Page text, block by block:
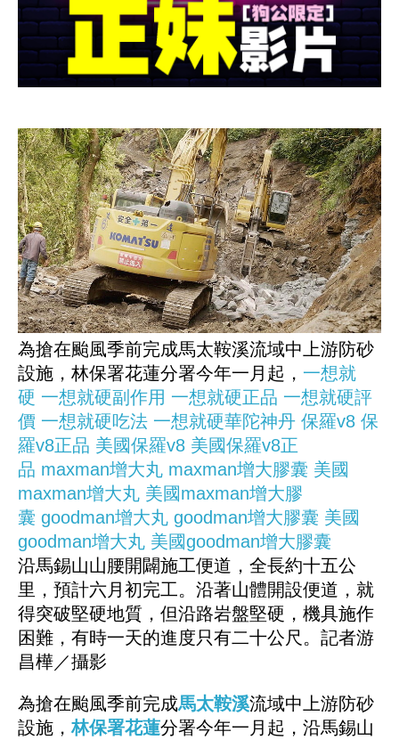
為搶在颱風季前完成馬太鞍溪流域中上游防砂
設施，林保署花蓮分署今年一月起， 一想就
硬 一想就硬副作用 一想就硬正品 一想就硬評
價 一想就硬吃法 一想就硬華陀神丹 保羅v8 保
羅v8正品 美國保羅v8 美國保羅v8正
品 maxman增大丸 maxman增大膠囊 美國
maxman增大丸 美國maxman增大膠
囊 goodman增大丸 goodman增大膠囊 美國
goodman增大丸 美國goodman增大膠囊
沿馬錫山山腰開闢施工便道，全長約十五公
里，預計六月初完工。沿著山體開設便道，就
得突破堅硬地質，但沿路岩盤堅硬，機具施作
困難，有時一天的進度只有二十公尺。記者游
昌樺／攝影
為搶在颱風季前完成馬太鞍溪流域中上游防砂
設施，林保署花蓮分署今年一月起，沿馬錫山